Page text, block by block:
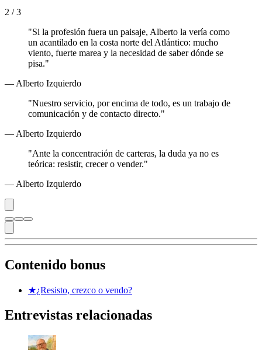
2 / 3
"Si la profesión fuera un paisaje, Alberto la vería como
un acantilado en la costa norte del Atlántico: mucho
viento, fuerte marea y la necesidad de saber dónde se
pisa."
— Alberto Izquierdo
"Nuestro servicio, por encima de todo, es un trabajo de
comunicación y de contacto directo."
— Alberto Izquierdo
"Ante la concentración de carteras, la duda ya no es
teórica: resistir, crecer o vender."
— Alberto Izquierdo
Contenido bonus
★¿Resisto, crezco o vendo?
Entrevistas relacionadas